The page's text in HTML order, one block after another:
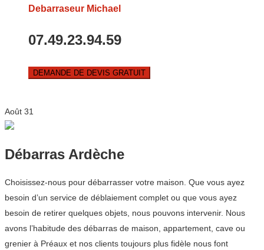
Debarraseur Michael
07.49.23.94.59
DEMANDE DE DEVIS GRATUIT
Août 31
Débarras Ardèche
Choisissez-nous pour débarrasser votre maison. Que vous ayez
besoin d’un service de déblaiement complet ou que vous ayez
besoin de retirer quelques objets, nous pouvons intervenir. Nous
avons l’habitude des débarras de maison, appartement, cave ou
grenier à Préaux et nos clients toujours plus fidèle nous font